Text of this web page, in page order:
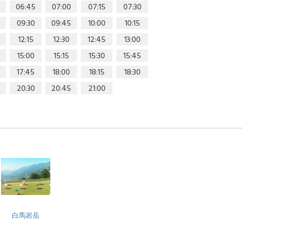
06:45 07:00 07:15
07:30
09:30 09:45 10:00
10:15
12:15 12:30 12:45
13:00
15:00 15:15 15:30
15:45
17:45 18:00 18:15
18:30
20:30 20:45 21:00
白馬岩岳